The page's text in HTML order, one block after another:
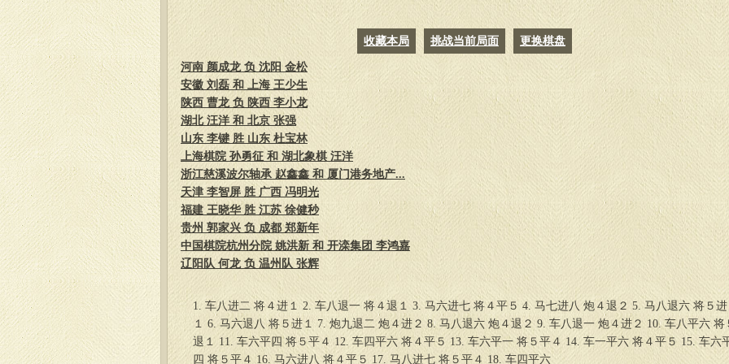
收藏本局 挑战当前局面 更换棋盘
河南 颜成龙 负 沈阳 金松
安徽 刘磊 和 上海 王少生
陕西 曹龙 负 陕西 李小龙
湖北 汪洋 和 北京 张强
山东 李键 胜 山东 杜宝林
上海棋院 孙勇征 和 湖北象棋 汪洋
浙江慈溪波尔轴承 赵鑫鑫 和 厦门港务地产...
天津 李智屏 胜 广西 冯明光
福建 王晓华 胜 江苏 徐健秒
贵州 郭家兴 负 成都 郑新年
中国棋院杭州分院 姚洪新 和 开滦集团 李鸿嘉
辽阳队 何龙 负 温州队 张辉
1. 车八进二 将４进１ 2. 车八退一 将４退１ 3. 马六进七 将４平５ 4. 马七进八 炮４退２ 5. 马八退六 将５进
１ 6. 马六退八 将５进１ 7. 炮九退二 炮４进２ 8. 马八退六 炮４退２ 9. 车八退一 炮４进２ 10. 车八平六 将
退１ 11. 车六平四 将５平４ 12. 车四平六 将４平５ 13. 车六平一 将５平４ 14. 车一平六 将４平５ 15. 车六
四 将５平４ 16. 马六进八 将４平５ 17. 马八进七 将５平４ 18. 车四平六